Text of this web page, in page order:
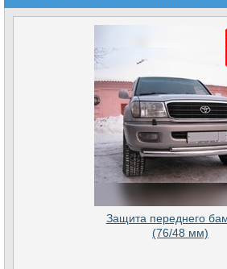
Защита переднего
(76/48 мм)